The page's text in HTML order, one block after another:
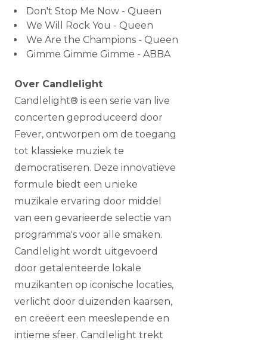
Don't Stop Me Now - Queen
We Will Rock You - Queen
We Are the Champions - Queen
Gimme Gimme Gimme - ABBA
Over Candlelight
Candlelight® is een serie van live
concerten geproduceerd door
Fever, ontworpen om de toegang
tot klassieke muziek te
democratiseren. Deze innovatieve
formule biedt een unieke
muzikale ervaring door middel
van een gevarieerde selectie van
programma's voor alle smaken.
Candlelight wordt uitgevoerd
door getalenteerde lokale
muzikanten op iconische locaties,
verlicht door duizenden kaarsen,
en creëert een meeslepende en
intieme sfeer. Candlelight trekt